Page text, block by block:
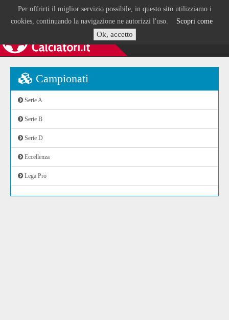
Per offrirti il miglior servizio possibile, in questo sito utilizziamo i
cookies, continuando la navigazione ne autorizzi l'uso. Scopri come
Ok, accetto
Campionati
Serie A
Serie B
Serie D
Eccellenza
Lega Pro